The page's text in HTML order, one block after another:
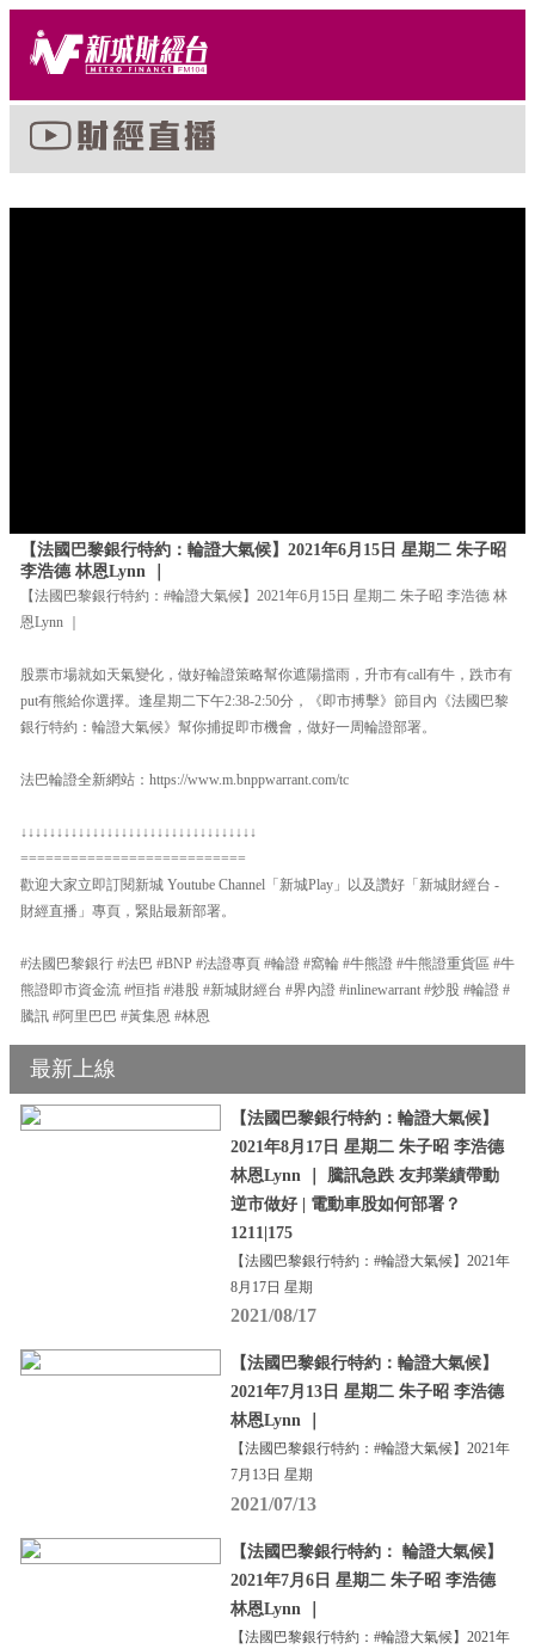
【法國巴黎銀行特約：輪證大氣候】2021年6月15日 星期二 朱子昭
李浩德 林恩Lynn ｜
【法國巴黎銀行特約：#輪證大氣候】2021年6月15日 星期二 朱子昭 李浩德 林
恩Lynn ｜
股票市場就如天氣變化，做好輪證策略幫你遮陽擋雨，升市有call有牛，跌市有
put有熊給你選擇。逢星期二下午2:38-2:50分，《即市搏擊》節目內《法國巴黎
銀行特約：輪證大氣候》幫你捕捉即市機會，做好一周輪證部署。
法巴輪證全新網站：https://www.m.bnppwarrant.com/tc
↓↓↓↓↓↓↓↓↓↓↓↓↓↓↓↓↓↓↓↓↓↓↓↓↓↓↓↓↓↓↓↓↓
===========================
歡迎大家立即訂閱新城 Youtube Channel「新城Play」以及讚好「新城財經台 -
財經直播」專頁，緊貼最新部署。
#法國巴黎銀行 #法巴 #BNP #法證專頁 #輪證 #窩輪 #牛熊證 #牛熊證重貨區 #牛
熊證即市資金流 #恒指 #港股 #新城財經台 #界內證 #inlinewarrant #炒股 #輪證 #
騰訊 #阿里巴巴 #黃集恩 #林恩
最新上線
【法國巴黎銀行特約：輪證大氣候】
2021年8月17日 星期二 朱子昭 李浩德
林恩Lynn ｜ 騰訊急跌 友邦業績帶動
逆市做好 | 電動車股如何部署？
1211|175
【法國巴黎銀行特約：#輪證大氣候】2021年
8月17日 星期
2021/08/17
【法國巴黎銀行特約：輪證大氣候】
2021年7月13日 星期二 朱子昭 李浩德
林恩Lynn ｜
【法國巴黎銀行特約：#輪證大氣候】2021年
7月13日 星期
2021/07/13
【法國巴黎銀行特約： 輪證大氣候】
2021年7月6日 星期二 朱子昭 李浩德
林恩Lynn ｜
【法國巴黎銀行特約：#輪證大氣候】2021年